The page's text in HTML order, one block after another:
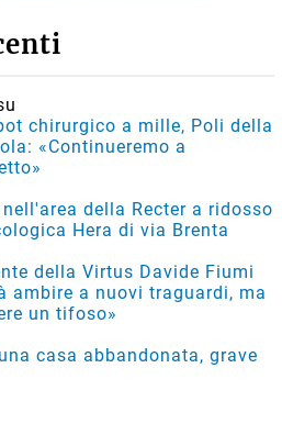
chirurgico a mille, Poli della
«Continueremo a
nell'area della Recter a ridosso
Hera di via Brenta
della Virtus Davide Fiumi
ambire a nuovi traguardi, ma
un tifoso»
casa abbandonata, grave